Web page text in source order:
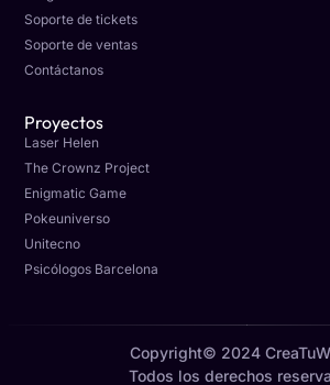
Soporte de tickets
Soporte de ventas
Contáctanos
Proyectos
Laser Helen
The Crownz Project
Enigmatic Game
Pokeuniverso
Unitecno
Psicólogos Barcelona
Copyright© 2024
Todos los derechos